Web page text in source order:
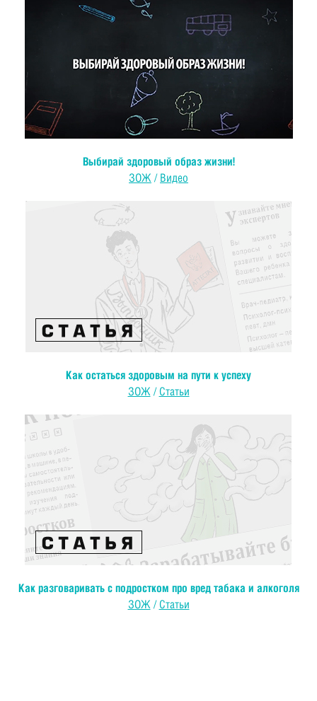
Выбирай здоровый образ жизни!
ЗОЖ / Видео
Как остаться здоровым на пути к успеху
ЗОЖ/Статьи
Как разговаривать с подростком про вред табака и алкоголя
ЗОЖ/Статьи